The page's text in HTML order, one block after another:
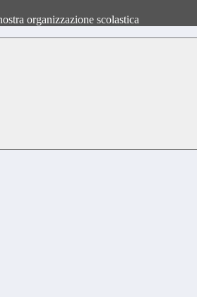
organizzazione scolastica